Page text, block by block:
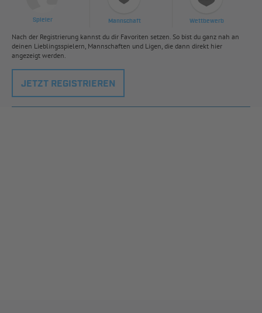
Spieler Mannschaft Wettbewerb
Nach der Registrierung kannst du dir Favoriten setzen. So bist du ganz nah an
deinen Lieblingsspielern, Mannschaften und Ligen, die dann direkt hier
angezeigt werden.
JETZT REGISTRIEREN